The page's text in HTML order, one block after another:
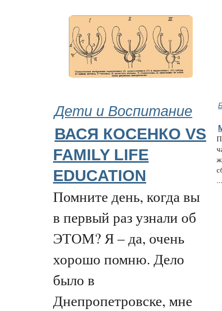
Дети и Воспитание
ВАСЯ КОСЕНКО VS
FAMILY LIFE
EDUCATION
Помните день, когда вы
в первый раз узнали об
ЭТОМ? Я – да, очень
хорошо помню. Дело
было в
Днепропетровске, мне
...